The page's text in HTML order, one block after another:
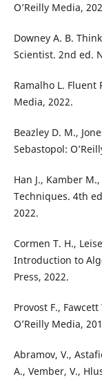
O’Reilly Media,
Downey A. B.
Scientist. 2nd ed.
Ramalho L. Fluent
Media, 2022.
Beazley D. M.,
Sebastopol:
Han J., Kamber
Techniques. 4th
2022.
Cormen T. H.,
Introduction to
Press, 2022.
Provost F.,
O’Reilly Media,
Abramov, V.,
A., Vember, V.,